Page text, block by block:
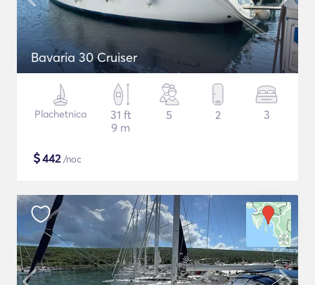
Bavaria 30 Cruiser
Plachetnica
31 ft
9 m
5 2 3
$442/noc